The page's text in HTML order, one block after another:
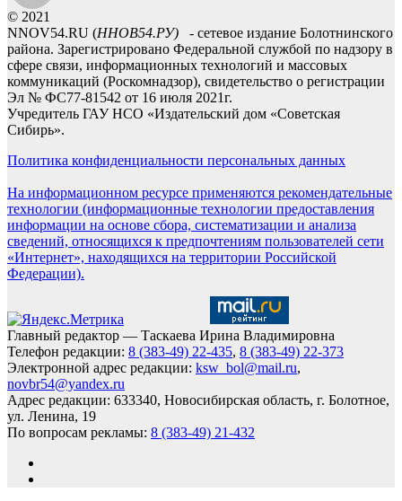
© 2021
NNOV54.RU (ННОВ54.РУ) - сетевое издание Болотнинского
района. Зарегистрировано Федеральной службой по надзору в
сфере связи, информационных технологий и массовых
коммуникаций (Роскомнадзор), свидетельство о регистрации
Эл № ФС77-81542 от 16 июля 2021г.
Учредитель ГАУ НСО «Издательский дом «Советская
Сибирь».
Политика конфиденциальности персональных данных
На информационном ресурсе применяются рекомендательные
технологии (информационные технологии предоставления
информации на основе сбора, систематизации и анализа
сведений, относящихся к предпочтениям пользователей сети
«Интернет», находящихся на территории Российской
Федерации).
Главный редактор — Таскаева Ирина Владимировна
Телефон редакции: 8 (383-49) 22-435, 8 (383-49) 22-373
Электронной адрес редакции: ksw_bol@mail.ru,
novbr54@yandex.ru
Адрес редакции: 633340, Новосибирская область, г. Болотное,
ул. Ленина, 19
По вопросам рекламы: 8 (383-49) 21-432